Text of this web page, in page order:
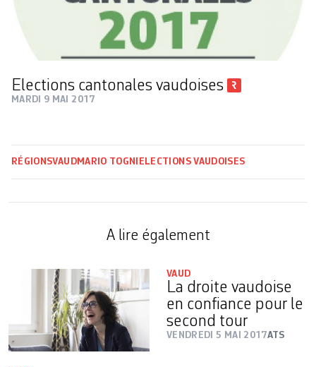
Elections cantonales vaudoises
MARDI 9 MAI 2017
RÉGIONSVAUDMARIO TOGNI ELECTIONS VAUDOISES
A lire également
VAUD
La droite vaudoise
en confiance pour le
second tour
VENDREDI 5 MAI 2017ATS